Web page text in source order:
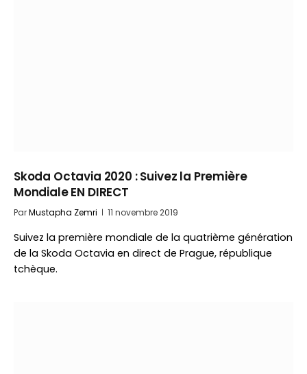
Skoda Octavia 2020 : Suivez la Première
Mondiale EN DIRECT
ParMustapha Zemri 11 novembre 2019
Suivez la première mondiale de la quatrième génération
de la Skoda Octavia en direct de Prague, république
tchèque.